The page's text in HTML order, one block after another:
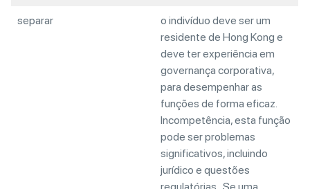
separar
o indivíduo deve ser um
residente de Hong Kong e
deve ter experiência em
governança corporativa,
para desempenhar as
funções de forma eficaz.
Incompetência, esta função
pode ser problemas
significativos, incluindo
jurídico e questões